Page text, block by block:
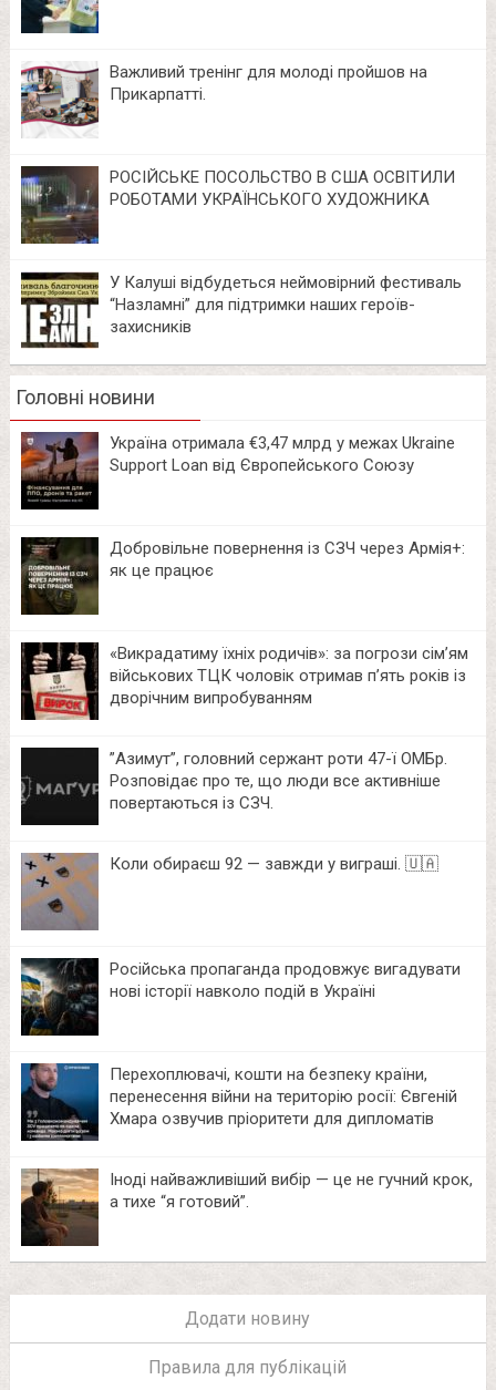
Важливий тренінг для молоді пройшов на
Прикарпатті.
РОСІЙСЬКЕ ПОСОЛЬСТВО В США ОСВІТИЛИ
РОБОТАМИ УКРАЇНСЬКОГО ХУДОЖНИКА
У Калуші відбудеться неймовірний фестиваль
“Назламні” для підтримки наших героїв-
захисників
Головні новини
Україна отримала €3,47 млрд у межах Ukraine
Support Loan від Європейського Союзу
Добровільне повернення із СЗЧ через Армія+:
як це працює
«Викрадатиму їхніх родичів»: за погрози сім’ям
військових ТЦК чоловік отримав п’ять років із
дворічним випробуванням
⁨”Азимут”, головний сержант роти 47-ї ОМБр.
Розповідає про те, що люди все активніше
повертаються із СЗЧ.
Коли обираєш 92 — завжди у виграші. 🇺🇦
Російська пропаганда продовжує вигадувати
нові історії навколо подій в Україні
Перехоплювачі, кошти на безпеку країни,
перенесення війни на територію росії: Євгеній
Хмара озвучив пріоритети для дипломатів
Іноді найважливіший вибір — це не гучний крок,
а тихе “я готовий”.
Додати новину
Правила для публікацій